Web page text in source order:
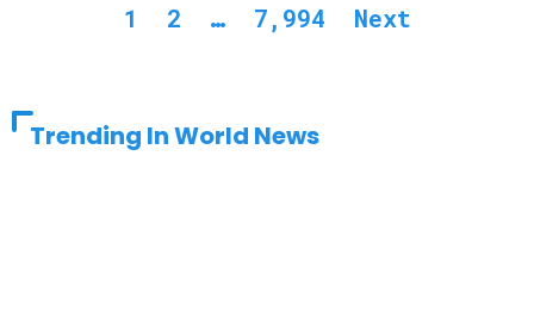
1 2 … 7,994 Next
Trending In World News